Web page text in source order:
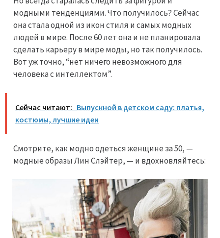
модными тенденциями. Что получилось? Сейчас
она стала одной из икон стиля и самых модных
людей в мире. После 60 лет она и не планировала
сделать карьеру в мире моды, но так получилось.
Вот уж точно, “нет ничего невозможного для
человека с интеллектом”.
Сейчас читают: Выпускной в детском саду: платья,
костюмы, лучшие идеи
Смотрите, как модно одеться женщине за 50, —
модные образы Лин Слэйтер, — и вдохновляйтесь: